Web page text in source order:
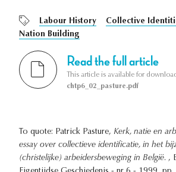
Labour History Collective
Nation Building
Read the full article
This article is available for
chtp6_02_pasture.pdf
To quote: Patrick Pasture, Kerk, natie en
essay over collectieve identificatie, in het
(christelijke) arbeidersbeweging in België. ,